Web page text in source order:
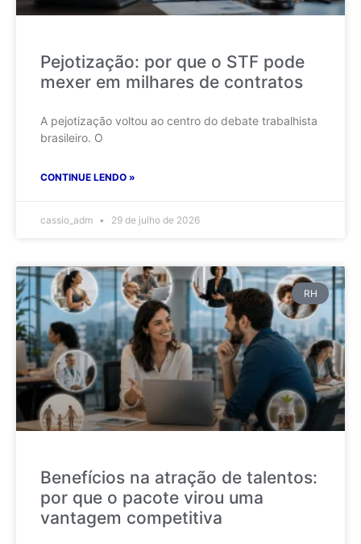
Pejotização: por que o STF pode
mexer em milhares de contratos
A pejotização voltou ao centro do debate trabalhista
brasileiro. O
CONTINUE LENDO »
cassio_adm 29 de julho de 2026
RH
Benefícios na atração de talentos:
por que o pacote virou uma
vantagem competitiva